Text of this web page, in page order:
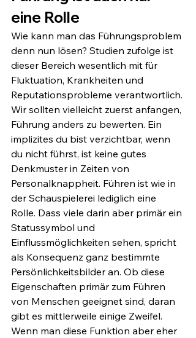
eine Rolle
Wie kann man das Führungsproblem
denn nun lösen? Studien zufolge ist
dieser Bereich wesentlich mit für
Fluktuation, Krankheiten und
Reputationsprobleme verantwortlich.
Wir sollten vielleicht zuerst anfangen,
Führung anders zu bewerten. Ein
implizites du bist verzichtbar, wenn
du nicht führst, ist keine gutes
Denkmuster in Zeiten von
Personalknappheit. Führen ist wie in
der Schauspielerei lediglich eine
Rolle. Dass viele darin aber primär ein
Statussymbol und
Einflussmöglichkeiten sehen, spricht
als Konsequenz ganz bestimmte
Persönlichkeitsbilder an. Ob diese
Eigenschaften primär zum Führen
von Menschen geeignet sind, daran
gibt es mittlerweile einige Zweifel.
Wenn man diese Funktion aber eher